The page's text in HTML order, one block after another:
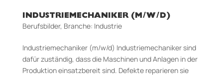
INDUSTRIEMECHANIKER (M/W/D)
Berufsbilder, Branche: Industrie
Industriemechaniker (m/w/d) Industriemechaniker sind
dafür zuständig, dass die Maschinen und Anlagen in der
Produktion einsatzbereit sind. Defekte reparieren sie